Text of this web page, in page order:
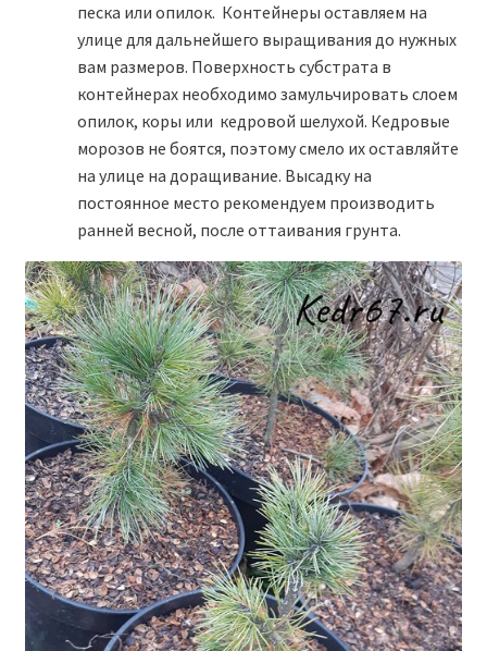
песка или опилок. Контейнеры оставляем на
улице для дальнейшего выращивания до нужных
вам размеров. Поверхность субстрата в
контейнерах необходимо замульчировать слоем
опилок, коры или кедровой шелухой. Кедровые
морозов не боятся, поэтому смело их оставляйте
на улице на доращивание. Высадку на
постоянное место рекомендуем производить
ранней весной, после оттаивания грунта.